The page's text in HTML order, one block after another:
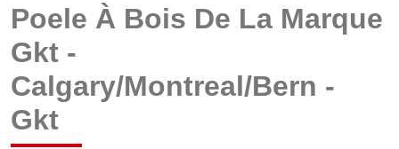
Poele À Bois De La Marque
Gkt -
Calgary/Montreal/Bern -
Gkt